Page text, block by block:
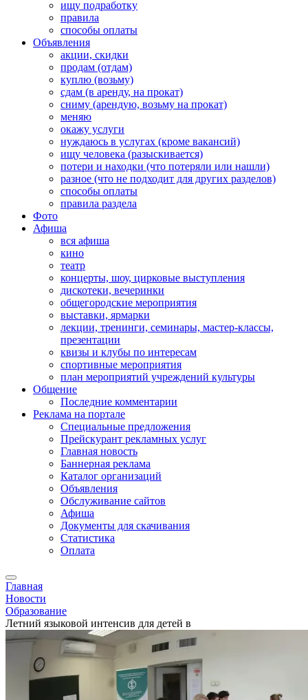
ищу подработку
правила
способы оплаты
Объявления
акции, скидки
продам (отдам)
куплю (возьму)
сдам (в аренду, на прокат)
сниму (арендую, возьму на прокат)
меняю
окажу услуги
нуждаюсь в услугах (кроме вакансий)
ищу человека (разыскивается)
потери и находки (что потеряли или нашли)
разное (что не подходит для других разделов)
способы оплаты
правила раздела
Фото
Афиша
вся афиша
кино
театр
концерты, шоу, цирковые выступления
дискотеки, вечеринки
общегородские мероприятия
выставки, ярмарки
лекции, тренинги, семинары, мастер-классы,
презентации
квизы и клубы по интересам
спортивные мероприятия
план мероприятий учреждений культуры
Общение
Последние комментарии
Реклама на портале
Специальные предложения
Прейскурант рекламных услуг
Главная новость
Баннерная реклама
Каталог организаций
Объявления
Обслуживание сайтов
Афиша
Документы для скачивания
Статистика
Оплата
Главная
Новости
Образование
Летний языковой интенсив для детей в